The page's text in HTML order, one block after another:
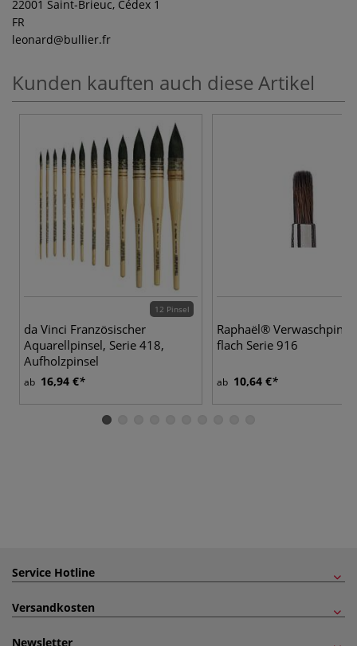
22001 Saint-Brieuc, Cédex 1
FR
leonard@bullier.fr
Kunden kauften auch diese Artikel
12 Pinsel
da Vinci Französischer
Aquarellpinsel, Serie 418,
Aufholzpinsel
ab 16,94 €
Raphaël®
flach Serie 916
ab 10,64 €
Service Hotline
Versandkosten
Newsletter